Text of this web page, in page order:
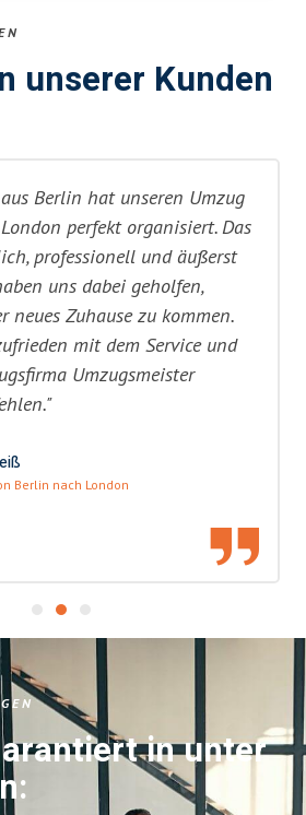
unserer Kunden
Berlin hat unseren Umzug
perfekt organisiert. Das
professionell und äußerst
uns dabei geholfen,
neues Zuhause zu kommen.
mit dem Service und
Umzugsmeister
Berlin nach London
in unter